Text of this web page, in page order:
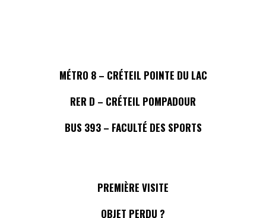
MÉTRO 8 – CRÉTEIL POINTE DU LAC
RER D – CRÉTEIL POMPADOUR
BUS 393 – FACULTÉ DES SPORTS
PREMIÈRE VISITE
OBJET PERDU ?